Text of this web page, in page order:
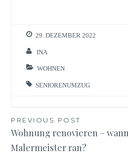
29. DEZEMBER 2022
INA
WOHNEN
SENIORENUMZUG
Beitragsnavigation
PREVIOUS POST
Wohnung renovieren –
Malermeister ran?